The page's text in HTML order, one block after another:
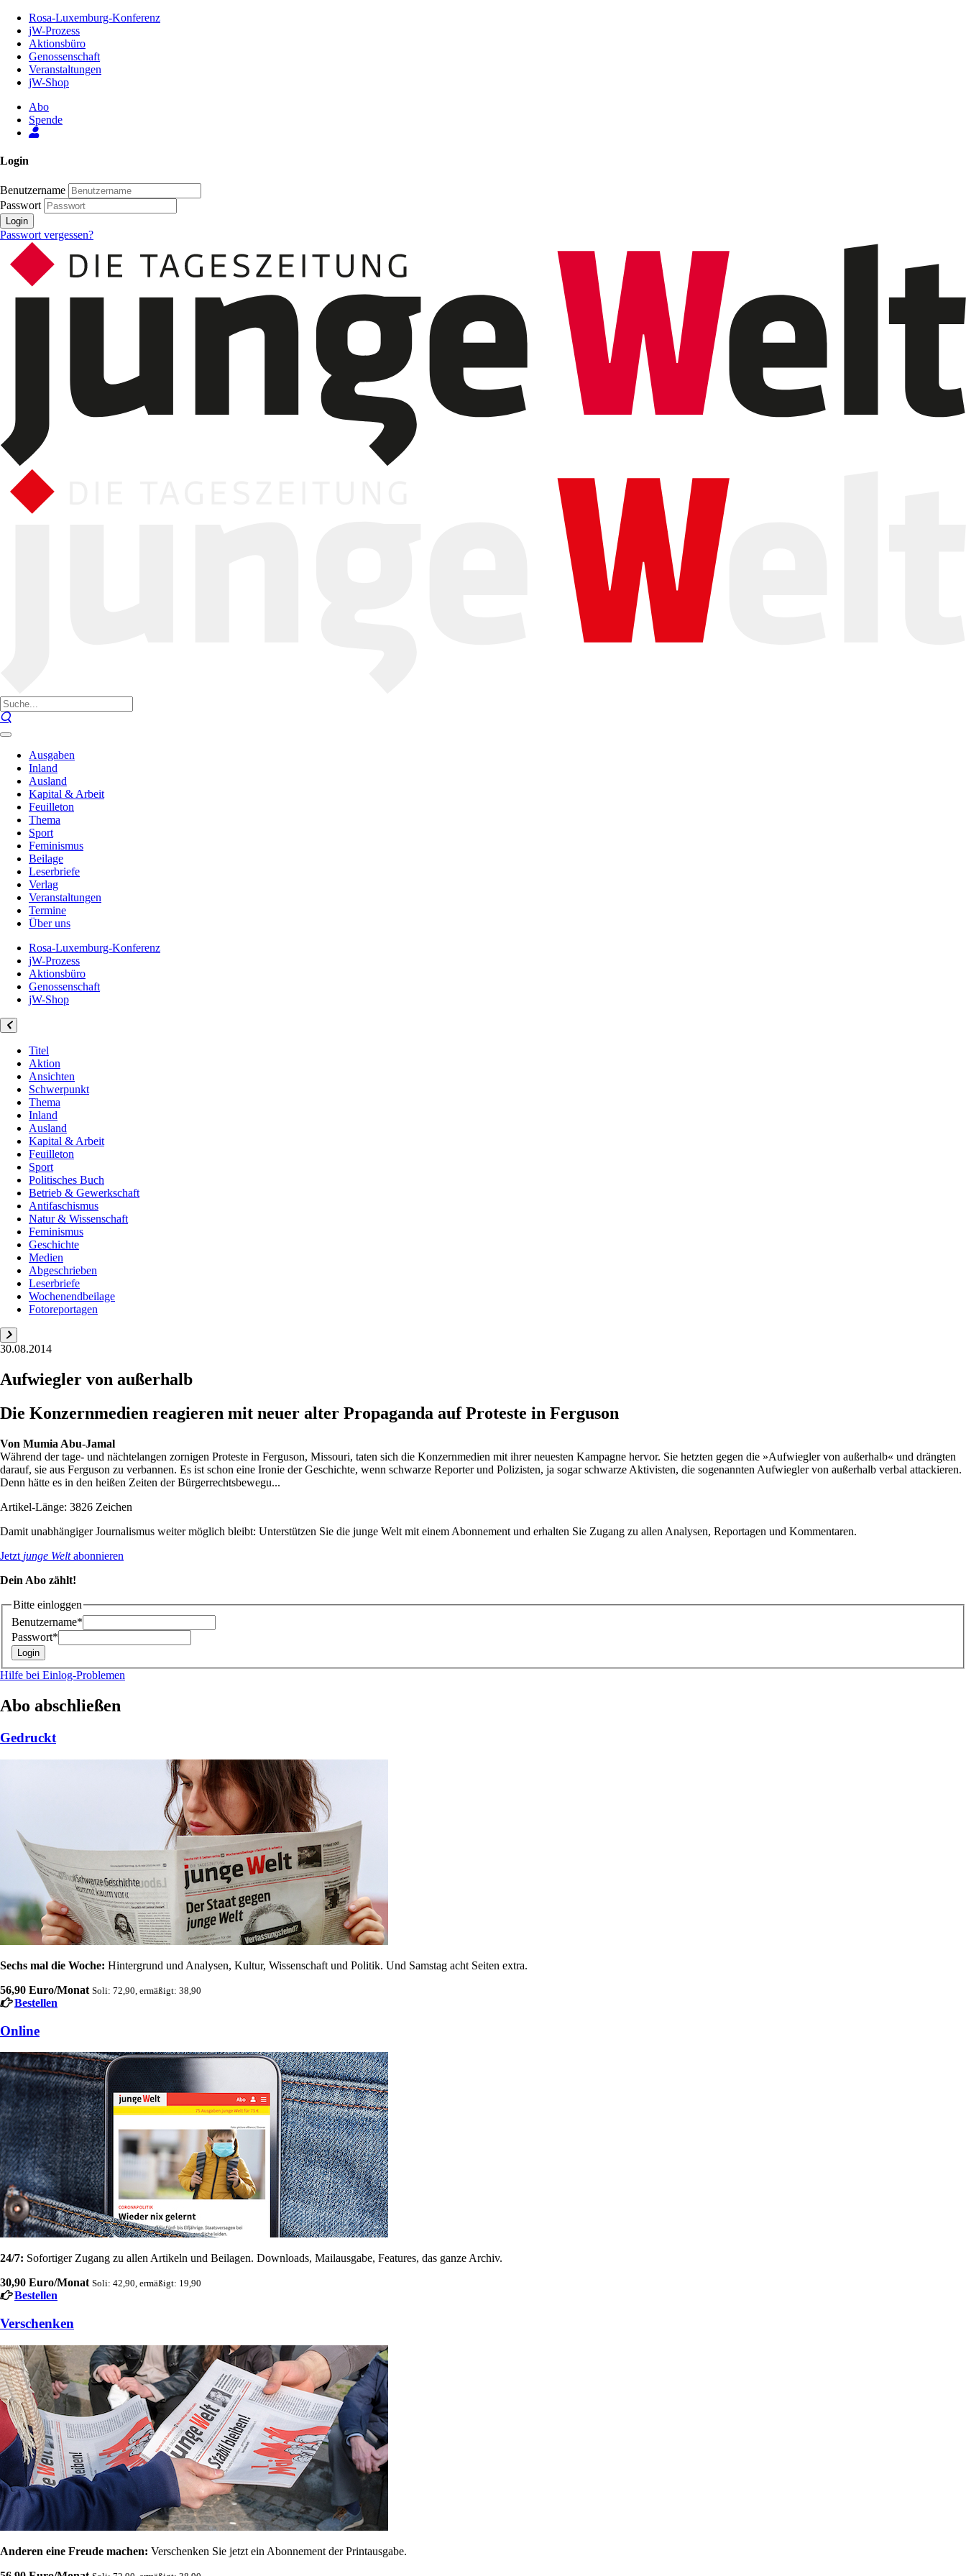
Inhalt
Seite
Rosa-Luxemburg-Konferenz
jW-Prozess
Aktionsbüro
Genossenschaft
Veranstaltungen
jW-Shop
Abo
Spende
Login
Benutzername
Passwort
Login
Passwort vergessen?
Ausgaben
Inland
Ausland
Kapital & Arbeit
Feuilleton
Thema
Sport
Feminismus
Beilage
Leserbriefe
Verlag
Veranstaltungen
Termine
Über uns
Rosa-Luxemburg-Konferenz
jW-Prozess
Aktionsbüro
Genossenschaft
jW-Shop
Titel
Aktion
Ansichten
Schwerpunkt
Thema
Inland
Ausland
Kapital & Arbeit
Feuilleton
Sport
Politisches Buch
Betrieb & Gewerkschaft
Antifaschismus
Natur & Wissenschaft
Feminismus
Geschichte
Medien
Abgeschrieben
Leserbriefe
Wochenendbeilage
Fotoreportagen
30.08.2014
Aufwiegler von außerhalb
Die Konzernmedien reagieren mit neuer alter Propaganda auf Proteste in Ferguson
Von Mumia Abu-Jamal
Während der tage- und nächtelangen zornigen Proteste in Ferguson, Missouri, taten sich die Konzernmedien mit ihrer neuesten Kampagne hervor. Sie hetzten gegen die »Aufwiegler von außerhalb« und drängten
darauf, sie aus Ferguson zu verbannen. Es ist schon eine Ironie der Geschichte, wenn schwarze Reporter und Polizisten, ja sogar schwarze Aktivisten, die sogenannten Aufwiegler von außerhalb verbal attackieren.
Denn hätte es in den heißen Zeiten der Bürgerrechtsbewegu...
Artikel-Länge: 3826 Zeichen
Damit unabhängiger Journalismus weiter möglich bleibt: Unterstützen Sie die junge Welt mit einem Abonnement und erhalten Sie Zugang zu allen Analysen, Reportagen und Kommentaren.
Jetzt junge Weltabonnieren
Dein Abo zählt!
Bitte einloggen
Benutzername*
Passwort*
Hilfe bei Einlog-Problemen
Abo abschließen
Gedruckt
Sechs mal die Woche: Hintergrund und Analysen, Kultur, Wissenschaft und Politik. Und Samstag acht Seiten extra.
56,90 Euro/Monat Soli: 72,90, ermäßigt: 38,90
Bestellen
Online
24/7: Sofortiger Zugang zu allen Artikeln und Beilagen. Downloads, Mailausgabe, Features, das ganze Archiv.
30,90 Euro/Monat Soli: 42,90, ermäßigt: 19,90
Bestellen
Verschenken
Anderen eine Freude machen: Verschenken Sie jetzt ein Abonnement der Printausgabe.